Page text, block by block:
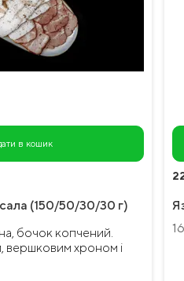
в кошик
сала (150/50/30/30 г)
бочок копчений.
вершковим хроном і